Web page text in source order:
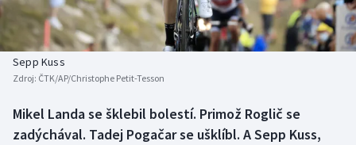
Box
Curling
Florbal
Sepp Kuss
Zdroj: ČTK/AP/Christophe Petit-Tesson
Mikel Landa se šklebil bolestí. Primož Roglič se
zadýchával. Tadej Pogačar se ušklíbl. A Sepp Kuss,